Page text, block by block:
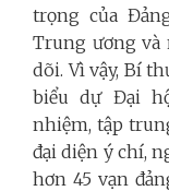
trọng của
Trung ương và
dõi. Vì vậy, Bí
biểu dự Đại
nhiệm, tập
đại diện ý chí,
hơn 45 vạn